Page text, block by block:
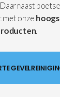
met onze
.